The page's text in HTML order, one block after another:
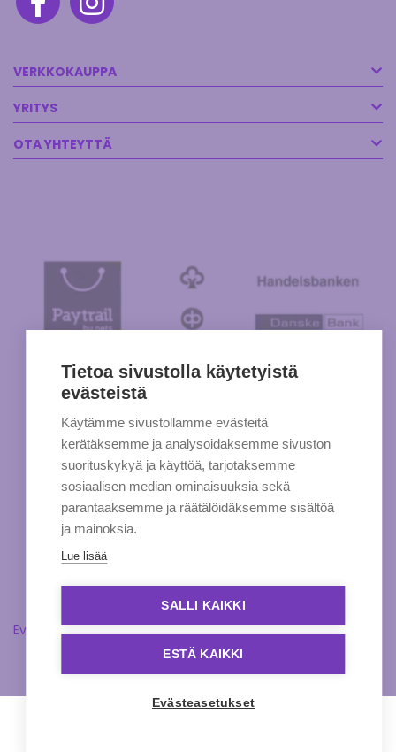
VERKKOKAUPPA
YRITYS
OTA YHTEYTTÄ
Evästeasetukset
Tietoa sivustolla käytetyistä
evästeistä
Käytämme sivustollamme evästeitä
kerätäksemme ja analysoidaksemme sivuston
suorituskykyä ja käyttöä, tarjotaksemme
sosiaalisen median ominaisuuksia sekä
parantaaksemme ja räätälöidäksemme sisältöä
ja mainoksia.
Lue lisää
SALLI KAIKKI
ESTÄ KAIKKI
Evästeasetukset